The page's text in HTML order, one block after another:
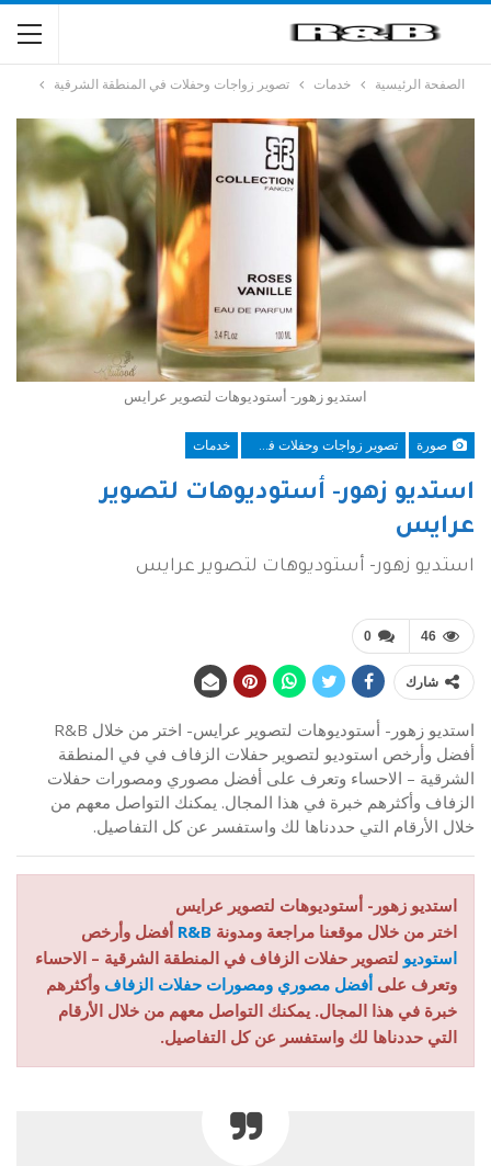
الصفحة الرئيسية خدمات تصوير زواجات وحفلات في المنطقة الشرقية
استديو زهور- أستوديوهات لتصوير عرايس
صورة خدمات
استديو زهور- أستوديوهات لتصوير
عرايس
استديو زهور- أستوديوهات لتصوير عرايس
0 46
شارك
استديو زهور- أستوديوهات لتصوير عرايس- اختر من خلال R&B
أفضل وأرخص استوديو لتصوير حفلات الزفاف في في المنطقة
الشرقية – الاحساء وتعرف على أفضل مصوري ومصورات حفلات
الزفاف وأكثرهم خبرة في هذا المجال. يمكنك التواصل معهم من
خلال الأرقام التي حددناها لك واستفسر عن كل التفاصيل.
استديو زهور- أستوديوهات لتصوير عرايس
اختر من خلال موقعنا مراجعة ومدونة R&B أفضل وأرخص
استوديو لتصوير حفلات الزفاف في المنطقة الشرقية – الاحساء
وتعرف على أفضل مصوري ومصورات حفلات الزفاف وأكثرهم
خبرة في هذا المجال. يمكنك التواصل معهم من خلال الأرقام
التي حددناها لك واستفسر عن كل التفاصيل.